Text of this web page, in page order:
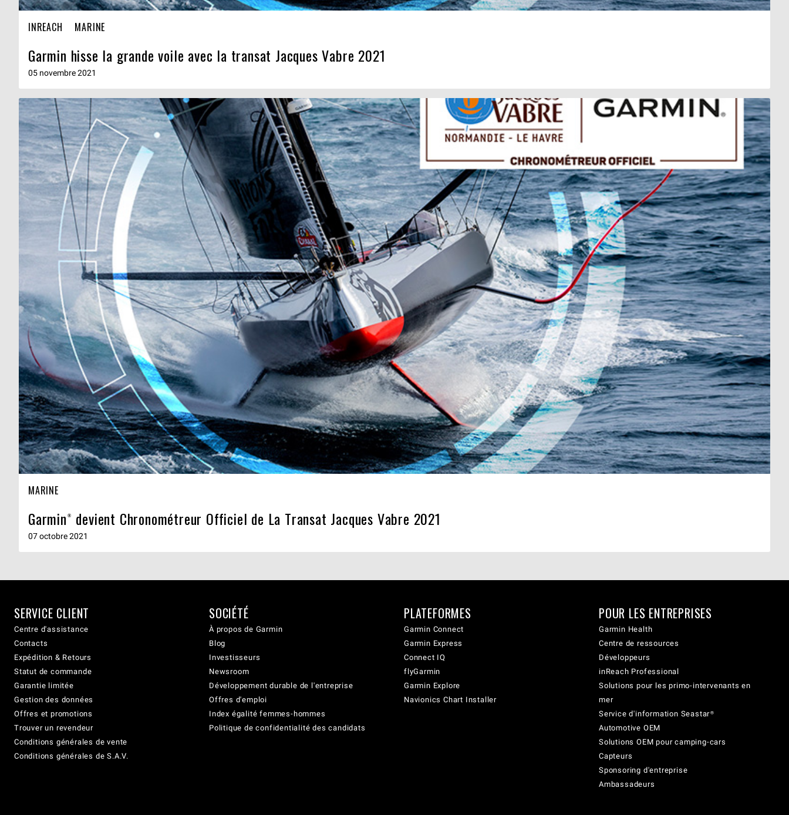
INREACH MARINE
Garmin hisse la grande voile avec la transat Jacques Vabre 2021
05 novembre 2021
MARINE
Garmin® devient Chronométreur Officiel de La Transat Jacques Vabre 2021
07 octobre 2021
SERVICE CLIENT
Centre d'assistance
Contacts
Expédition & Retours
Statut de commande
Garantie limitée
Gestion des données
Offres et promotions
Trouver un revendeur
Conditions générales de vente
Conditions générales de S.A.V.
SOCIÉTÉ
À propos de Garmin
Blog
Investisseurs
Newsroom
Développement durable de l'entreprise
Offres d'emploi
Index égalité femmes-hommes
Politique de confidentialité des candidats
PLATEFORMES
Garmin Connect
Garmin Express
Connect IQ
flyGarmin
Garmin Explore
Navionics Chart Installer
POUR LES ENTREPRISES
Garmin Health
Centre de ressources
Développeurs
inReach Professional
Solutions pour les primo-intervenants en
mer
Service d'information Seastar®
Automotive OEM
Solutions OEM pour camping-cars
Capteurs
Sponsoring d'entreprise
Ambassadeurs